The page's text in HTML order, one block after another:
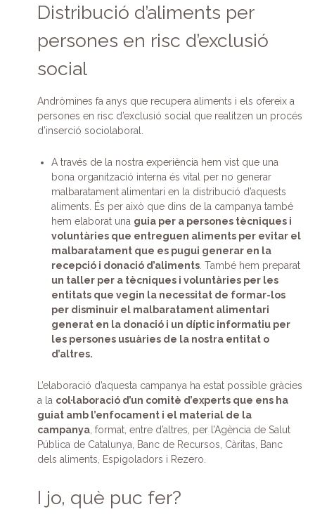
Distribució d’aliments per
persones en risc d’exclusió
social
Andròmines fa anys que recupera aliments i els ofereix a
persones en risc d’exclusió social que realitzen un procés
d’inserció sociolaboral.
A través de la nostra experiència hem vist que una
bona organització interna és vital per no generar
malbaratament alimentari en la distribució d’aquests
aliments. És per això que dins de la campanya també
hem elaborat una guia per a persones tècniques i
voluntàries que entreguen aliments per evitar el
malbaratament que es pugui generar en la
recepció i donació d’aliments. També hem preparat
un taller per a tècniques i voluntàries per les
entitats que vegin la necessitat de formar-los
per disminuir el malbaratament alimentari
generat en la donació i un díptic informatiu per
les persones usuàries de la nostra entitat o
d’altres.
L’elaboració d’aquesta campanya ha estat possible gràcies
a la col·laboració d’un comitè d’experts que ens ha
guiat amb l’enfocament i el material de la
campanya, format, entre d’altres, per l’Agència de Salut
Pública de Catalunya, Banc de Recursos, Càritas, Banc
dels aliments, Espigoladors i Rezero.
I jo, què puc fer?